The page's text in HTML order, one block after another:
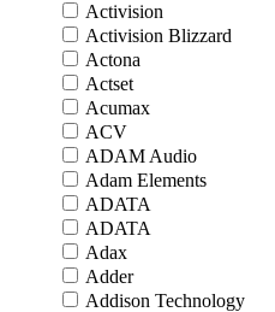
Activision
Activision Blizzard
Actona
Actset
Acumax
ACV
ADAM Audio
Adam Elements
ADATA
ADATA
Adax
Adder
Addison Technology